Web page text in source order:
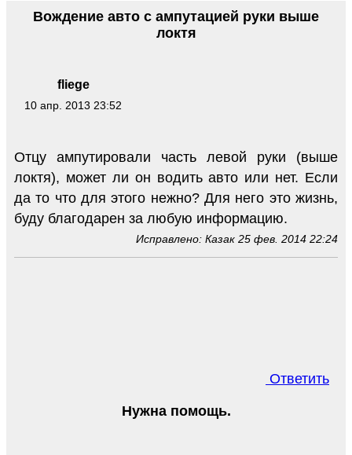
fliege
10 апр. 2013 23:52
Вождение авто с ампутацией руки выше
локтя
Отцу ампутировали часть левой руки (выше
локтя), может ли он водить авто или нет. Если
да то что для этого нежно? Для него это жизнь,
буду благодарен за любую информацию.
Исправлено: Казак 25 фев. 2014 22:24
Ответить
Нужна помощь.